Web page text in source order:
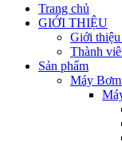
Trang chủ
GIỚI THIỆU
Giới
Thành
Sản phẩm
Máy